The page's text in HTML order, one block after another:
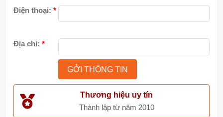
Điện thoại: *
Địa chỉ: *
Thương hiệu uy tín
Thành lập từ năm 2010